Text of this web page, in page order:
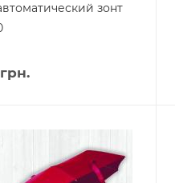
зонт
грн.